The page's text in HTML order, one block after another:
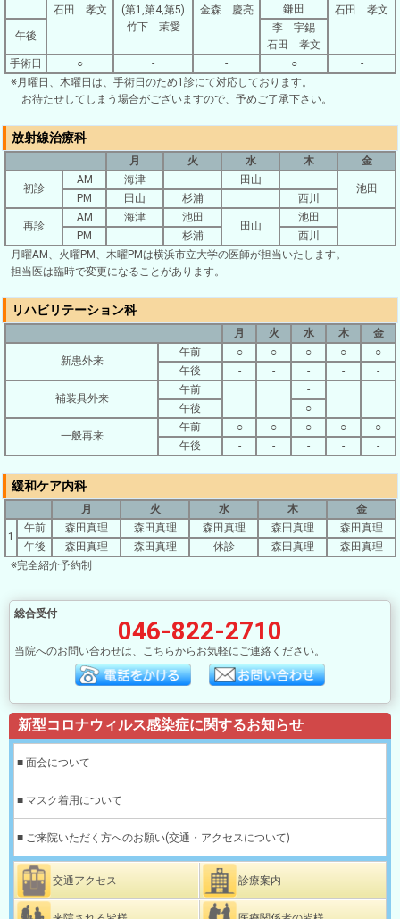
石田 孝文
(第1,第4,第5)
竹下 茉愛
金森 慶亮
鎌田
石田 孝文
午後
李 宇錫
石田 孝文
手術日
○ - - ○
-
※月曜日、木曜日は、手術日のため1診にて対応しております。
お待たせしてしまう場合がございますので、予めご了承下さい。
放射線治療科
月 火 水 木 金
初診
AM 海津 田山
池田
PM 田山 杉浦 西川
再診
AM 海津 池田
田山
池田
PM
杉浦
西川
月曜AM、火曜PM、木曜PMは横浜市立大学の医師が担当いたします。
担当医は臨時で変更になることがあります。
リハビリテーション科
月 火 水 木 金
新患外来
午前 ○ ○ ○ ○
○
午後
- - - - -
補装具外来
午前
-
午後
○
一般再来
午前 ○ ○ ○ ○
○
午後
- - - - -
緩和ケア内科
月 火 水 木 金
1
午前 森田真理 森田真理 森田真理 森田真理
森田真理
午後
森田真理 森田真理 休診 森田真理
森田真理
※完全紹介予約制
総合受付
046-822-2710
当院へのお問い合わせは、こちらからお気軽にご連絡ください。
新型コロナウィルス感染症に関するお知らせ
■ 面会について
■ マスク着用について
■ ご来院いただく方へのお願い(交通・アクセスについて)
交通アクセス 診療案内